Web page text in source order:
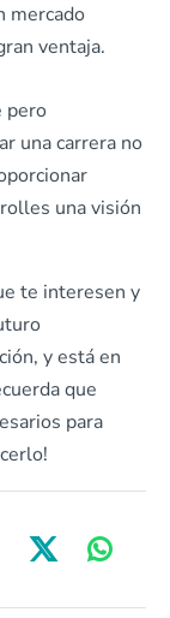
mercado
ventaja.
pero
una carrera no
una visión
te interesen y
y está en
que
para